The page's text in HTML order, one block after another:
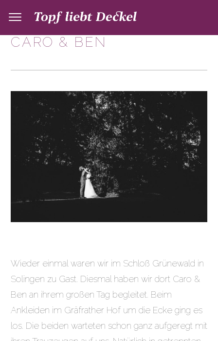
CARO & BEN
Wieder einmal waren wir im Schloß Grünewald in
Solingen zu Gast. Diesmal haben wir dort Caro &
Ben an ihrem großen Tag begleitet. Beim
Ankleiden im Gräfrather Hof um die Ecke ging es
los. Die beiden warteten schon ganz aufgeregt mit